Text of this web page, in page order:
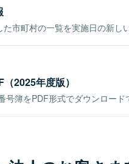
市町村の一覧を実施日の新し
2025年度版）
号簿をPDF形式でダウンロード